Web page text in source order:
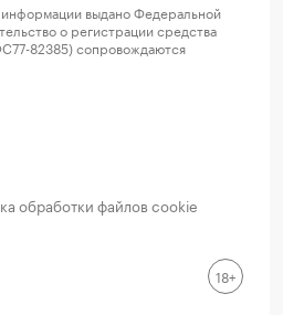
выдано Федеральной
о регистрации средства
82385) сопровождаются
обработки файлов cookie
18+